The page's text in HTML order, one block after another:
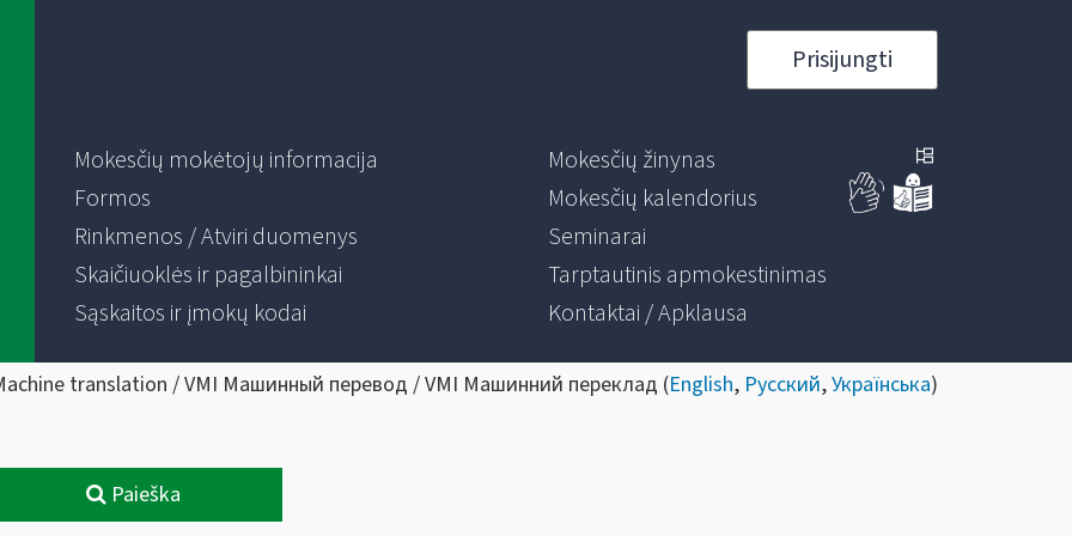
Prisijungti
Mokesčių mokėtojų informacija
Formos
Rinkmenos / Atviri duomenys
Skaičiuoklės ir pagalbininkai
Sąskaitos ir įmokų kodai
Mokesčių žinynas
Mokesčių kalendorius
Seminarai
Tarptautinis apmokestinimas
Kontaktai / Apklausa
translation / VMI Машинный перевод / VMI Машинний переклад (English, Русский,Українська)
Paieška